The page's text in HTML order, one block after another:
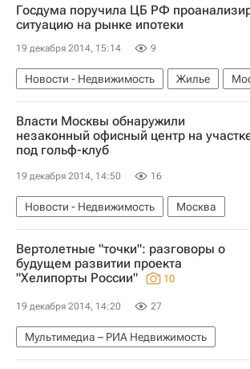
Госдума поручила ЦБ РФ
ситуацию на рынке ипотеки
19 декабря 2014, 15:14 9
Новости - Недвижимость Жилье
Ипотека
Госдума РФ
Центральный Банк РФ (ЦБ РФ)
Власти Москвы обнаружили
незаконный офисный центр на
под гольф-клуб
19 декабря 2014, 14:50 16
Новости - Недвижимость
Москва
Коммерческая недвижимость
Земельные участки
Россия
Вертолетные "точки": разговоры о
будущем развитии проекта
"Хелипорты России"
10
19 декабря 2014, 14:20 27
Мультимедиа – РИА Недвижимость
Мультимедиа
Транспорт